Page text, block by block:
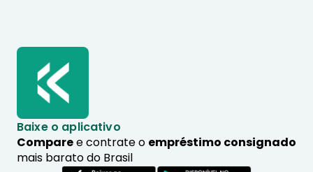
Baixe o aplicativo
Comparee contrate o empréstimo consignado
mais barato do Brasil